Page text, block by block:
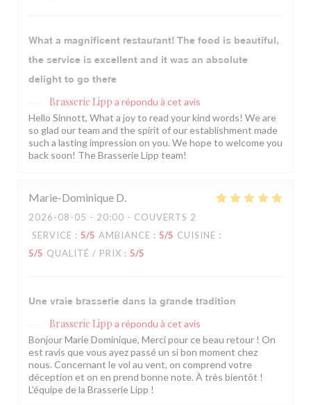
What a magnificent restaurant! The food is beautiful,
the service is excellent and it was an absolute
delight to go there
Brasserie Lipp a répondu à cet avis
Hello Sinnott, What a joy to read your kind words! We are
so glad our team and the spirit of our establishment made
such a lasting impression on you. We hope to welcome you
back soon! The Brasserie Lipp team!
Marie-Dominique D
2026-08-05 - 20:00 - COUVERTS 2
SERVICE : 5/5 AMBIANCE : 5/5 CUISINE :
5/5 QUALITÉ / PRIX : 5/5
Une vraie brasserie dans la grande tradition
Brasserie Lipp a répondu à cet avis
Bonjour Marie Dominique, Merci pour ce beau retour ! On
est ravis que vous ayez passé un si bon moment chez
nous. Concernant le vol au vent, on comprend votre
déception et on en prend bonne note. À très bientôt !
L'équipe de la Brasserie Lipp !